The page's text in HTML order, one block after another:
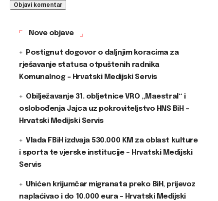
Nove objave
Postignut dogovor o daljnjim koracima za
rješavanje statusa otpuštenih radnika
Komunalnog – Hrvatski Medijski Servis
Obilježavanje 31. obljetnice VRO „Maestral“ i
oslobođenja Jajca uz pokroviteljstvo HNS BiH –
Hrvatski Medijski Servis
Vlada FBiH izdvaja 530.000 KM za oblast kulture
i sporta te vjerske institucije – Hrvatski Medijski
Servis
Uhićen krijumčar migranata preko BiH, prijevoz
naplaćivao i do 10.000 eura – Hrvatski Medijski